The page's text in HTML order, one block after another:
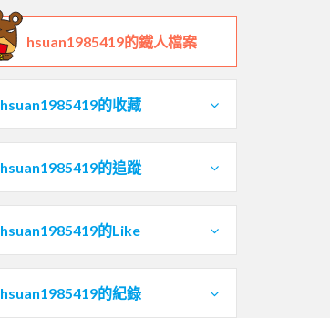
hsuan1985419的鐵人檔案
hsuan1985419的收藏
hsuan1985419的追蹤
hsuan1985419的Like
hsuan1985419的紀錄